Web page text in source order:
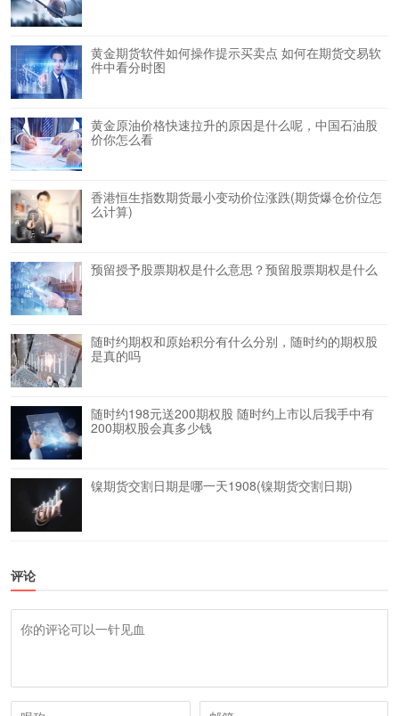
黄金期货软件如何操作提示买卖点 如何在期货交易软
件中看分时图
黄金原油价格快速拉升的原因是什么呢，中国石油股
价你怎么看
香港恒生指数期货最小变动价位涨跌(期货爆仓价位怎
么计算)
预留授予股票期权是什么意思？预留股票期权是什么
随时约期权和原始积分有什么分别，随时约的期权股
是真的吗
随时约198元送200期权股 随时约上市以后我手中有
200期权股会真多少钱
镍期货交割日期是哪一天1908(镍期货交割日期)
评论